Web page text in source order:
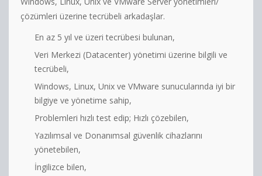
çözümleri üzerine tecrübeli arkadaşlar.
En az 5 yıl ve üzeri tecrübesi bulunan,
Veri Merkezi (Datacenter) yönetimi üzerine bilgili ve
tecrübeli,
Windows, Linux, Unix ve VMware sunucularında iyi bir
bilgiye ve yönetime sahip,
Problemleri hızlı test edip; Hızlı çözebilen,
Yazılımsal ve Donanımsal güvenlik cihazlarını
yönetebilen,
İngilizce bilen,